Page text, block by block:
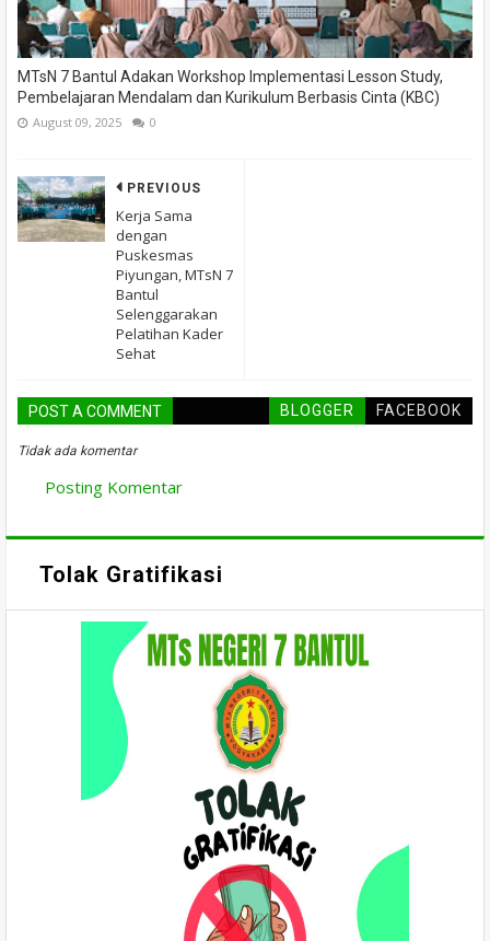
MTsN 7 Bantul Adakan Workshop Implementasi Lesson Study,
Pembelajaran Mendalam dan Kurikulum Berbasis Cinta (KBC)
August 09, 2025 0
PREVIOUS
Kerja Sama
dengan
Puskesmas
Piyungan, MTsN 7
Bantul
Selenggarakan
Pelatihan Kader
Sehat
POST A COMMENT BLOGGER FACEBOOK
Tidak ada komentar
Posting Komentar
Tolak Gratifikasi